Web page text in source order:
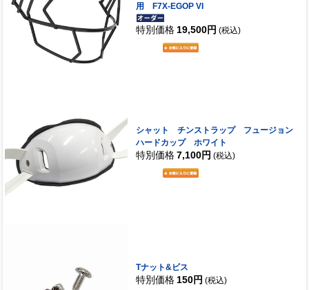
用 F7X-EGOP VI
特別価格 19,500円 (税込)
シャット チンストラップ フュージョン
ハードカップ ホワイト
特別価格 7,100円 (税込)
Tナット&ビス
特別価格 150円 (税込)